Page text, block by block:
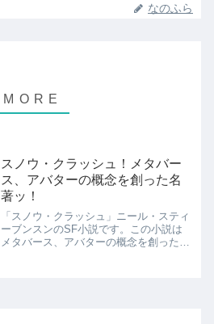
なのふら
スノウ・クラッシュ！メタバー
ス、アバターの概念を創った名
著ッ！
「スノウ・クラッシュ」ニール・スティ
ーブンスンのSF小説です。この小説は
メタバース、アバターの概念を創ったと